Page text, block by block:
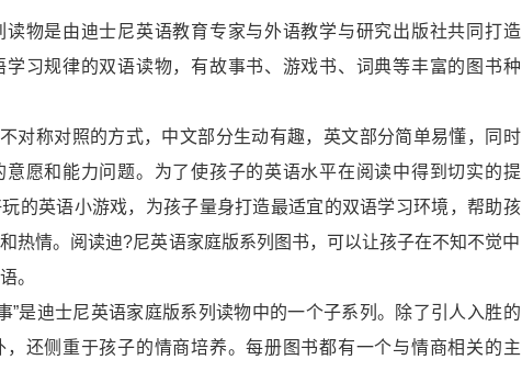
读物是由迪士尼英语教育专家与外语教学与研究出版社共同打造
学习规律的双语读物，有故事书、游戏书、词典等丰富的图书种
对称对照的方式，中文部分生动有趣，英文部分简单易懂，同时
意愿和能力问题。为了使孩子的英语水平在阅读中得到切实的提
的英语小游戏，为孩子量身打造最适宜的双语学习环境，帮助孩
热情。阅读迪?尼英语家庭版系列图书，可以让孩子在不知不觉中
。
”是迪士尼英语家庭版系列读物中的一个子系列。除了引人入胜的
，还侧重于孩子的情商培养。每册图书都有一个与情商相关的主